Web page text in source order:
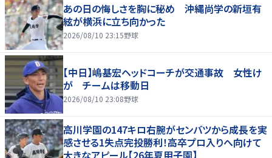
あの日の悔しさを胸に秘め 沖縄尚学の新垣有
絃が横浜に立ち向かった
2026/08/10 23:15野球
【中日】嶋基宏ヘッドコーチが交通事故 女性け
が チームは移動日
2026/08/10 23:08野球
高川学園の147キロ右腕がセンバツから成長を実
感させる1失点完投勝利！高卒プロ入りへ向けて
大きなアピール【26年夏甲子園】